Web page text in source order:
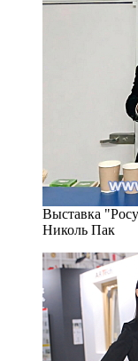
Выставка
Николь Пак